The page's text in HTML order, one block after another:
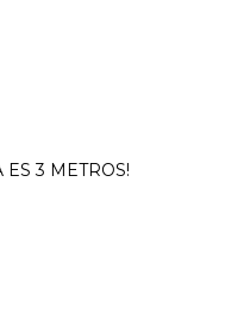
3 METROS!